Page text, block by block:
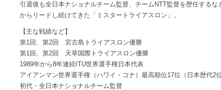
引退後も全日本ナショナルチーム監督、チームNTT監督を歴任する
からリードし続けてきた「ミスタートライアスロン」。
【主な戦績など】
第1回、第2回 宮古島トライアスロン優勝
第1回、第2回 天草国際トライアスロン優勝
1989年から8年連続ITU世界選手権日本代表
アイアンマン世界選手権（ハワイ・コナ）最高順位17位（日本歴代2
初代・全日本ナショナルチーム監督